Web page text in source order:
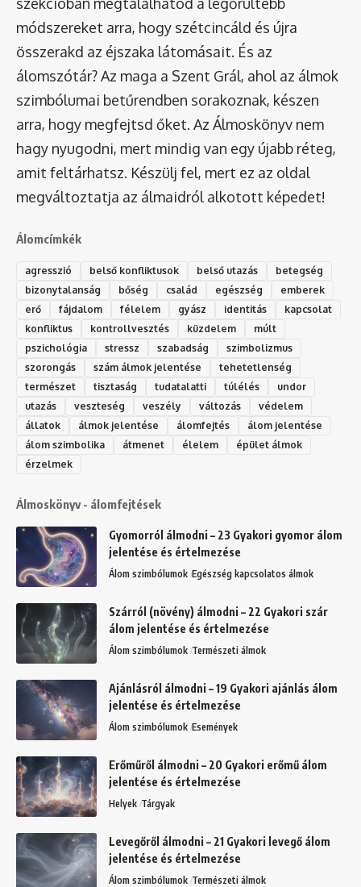
módszereket arra, hogy szétcincáld és újra
összerakd az éjszaka látomásait. És az
álomszótár? Az maga a Szent Grál, ahol az álmok
szimbólumai betűrendben sorakoznak, készen
arra, hogy megfejtsd őket. Az Álmoskönyv nem
hagy nyugodni, mert mindig van egy újabb réteg,
amit feltárhatsz. Készülj fel, mert ez az oldal
megváltoztatja az álmaidról alkotott képedet!
Álomcímkék
agresszió belső konfliktusok belső utazás
betegség
bizonytalanság
bőség család egészség
emberek
erő
fájdalom félelem gyász identitás
kapcsolat
konfliktus
kontrollvesztés küzdelem
múlt
pszichológia
stressz szabadság
szimbolizmus
szorongás
szám álmok jelentése
tehetetlenség
természet
tisztaság tudatalatti túlélés
undor
utazás
veszteség veszély változás
védelem
állatok
álmok jelentése álomfejtés
álom jelentése
álom szimbolika
átmenet élelem
épület álmok
érzelmek
Álmoskönyv - álomfejtések
Gyomorról álmodni – 23 Gyakori gyomor álom
jelentése és értelmezése
Álom szimbólumok Egészség kapcsolatos álmok
Szárról (növény) álmodni – 22 Gyakori szár
álom jelentése és értelmezése
Álom szimbólumok Természeti álmok
Ajánlásról álmodni – 19 Gyakori ajánlás álom
jelentése és értelmezése
Álom szimbólumok Események
Erőműről álmodni – 20 Gyakori erőmű álom
jelentése és értelmezése
Helyek Tárgyak
Levegőről álmodni – 21 Gyakori levegő álom
jelentése és értelmezése
Álom szimbólumok Természeti álmok